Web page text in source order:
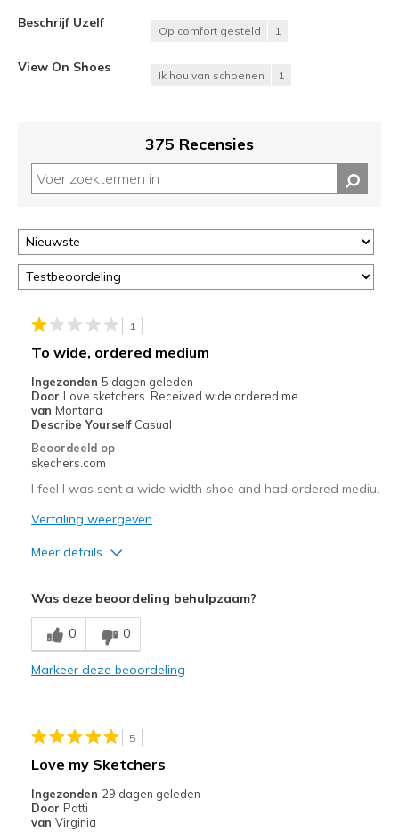
Beschrijf Uzelf
Op comfort gesteld 1
View On Shoes
Ik hou van schoenen 1
375 Recensies
1
To wide, ordered medium
Ingezonden 5 dagen geleden
Door Love sketchers. Received wide ordered me
van Montana
Describe Yourself Casual
Beoordeeld op
skechers.com
I feel I was sent a wide width shoe and had ordered mediu.
Vertaling weergeven
Meer details
Beste toepassingen
Casual Wear
Sizing
View On Shoes
Shoes are for Wearing
Was deze beoordeling behulpzaam?
0 0
Markeer deze beoordeling
5
Love my Sketchers
Ingezonden 29 dagen geleden
Door Patti
van Virginia